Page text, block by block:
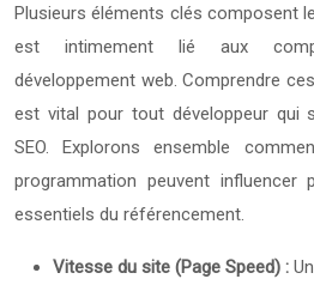
Plusieurs éléments clés composent
est intimement lié aux
développement web. Comprendre
est vital pour tout développeur qui
SEO. Explorons ensemble
programmation peuvent influencer
essentiels du référencement.
Vitesse du site (Page Speed) :